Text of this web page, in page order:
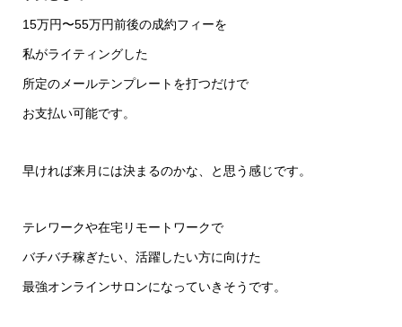
15万円〜55万円前後の成約フィーを
私がライティングした
所定のメールテンプレートを打つだけで
お支払い可能です。
早ければ来月には決まるのかな、と思う感じです。
テレワークや在宅リモートワークで
バチバチ稼ぎたい、活躍したい方に向けた
最強オンラインサロンになっていきそうです。